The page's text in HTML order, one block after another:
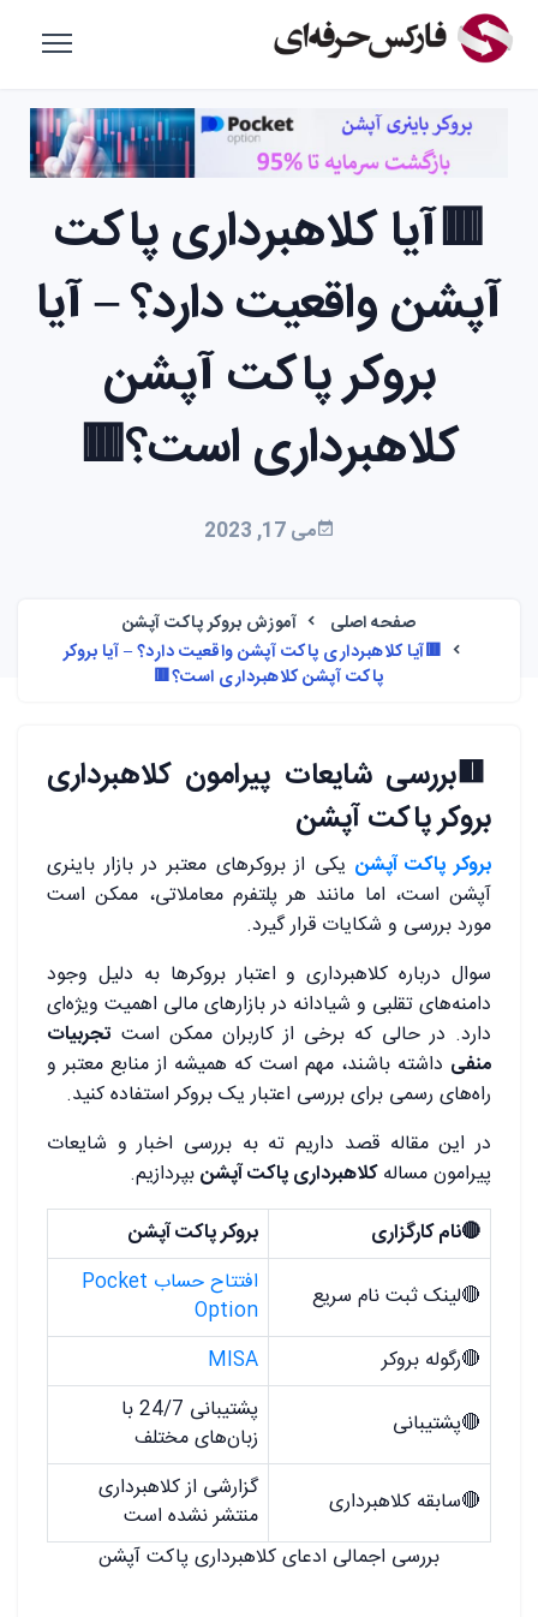
🟥آیا کلاهبرداری پاکت
آپشن واقعیت دارد؟ – آیا
بروکر پاکت آپشن
کلاهبرداری است؟🟥
می 17, 2023
صفحه اصلی
آموزش بروکر پاکت آپشن
🟥آیا کلاهبرداری پاکت آپشن واقعیت دارد؟ – آیا بروکر
پاکت آپشن کلاهبرداری است؟🟥
🟥بررسی شایعات پیرامون کلاهبرداری
بروکر پاکت آپشن
بروکر پاکت آپشن یکی از بروکرهای معتبر در بازار باینری
آپشن است، اما مانند هر پلتفرم معاملاتی، ممکن است
مورد بررسی و شکایات قرار گیرد.
سوال درباره کلاهبرداری و اعتبار بروکرها به دلیل وجود
دامنه‌های تقلبی و شیادانه در بازارهای مالی اهمیت ویژه‌ای
دارد. در حالی که برخی از کاربران ممکن است تجربیات
منفی داشته باشند، مهم است که همیشه از منابع معتبر و
راه‌های رسمی برای بررسی اعتبار یک بروکر استفاده کنید.
در این مقاله قصد داریم ته به بررسی اخبار و شایعات
پیرامون مسالهکلاهبرداری پاکت آپشنبپردازیم.
🔴نام کارگزاری
بروکر پاکت آپشن
🔴لینک ثبت نام سریع
افتتاح حساب Pocket
Option
🔴رگوله بروکر
MISA
🔴پشتیبانی
پشتیبانی 24/7 با
زبان‌های مختلف
🔴سابقه کلاهبرداری
گزارشی از کلاهبرداری
منتشر نشده است
بررسی اجمالی ادعای کلاهبرداری پاکت آپشن